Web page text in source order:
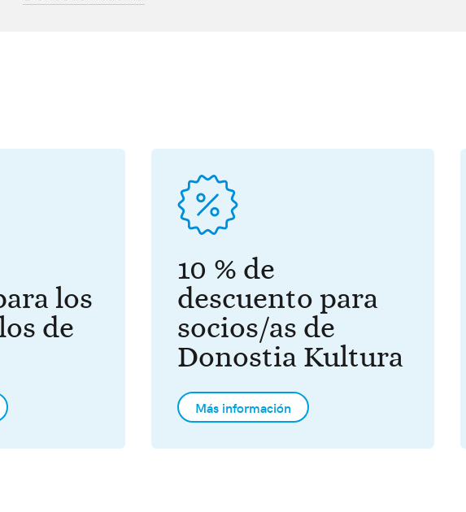
los
de
10 % de
descuento para
socios/as de
Donostia Kultura
Más información